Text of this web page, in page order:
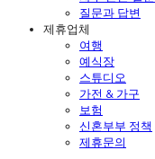
질문과 답변
제휴업체
여행
예식장
스튜디오
가전 & 가구
보험
신혼부부 정책
제휴문의